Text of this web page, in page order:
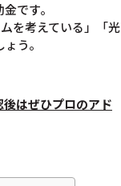
です。
を考えている」「光
う。
後はぜひプロのアド